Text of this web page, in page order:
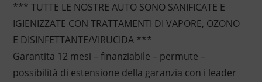
*** TUTTE LE NOSTRE AUTO SONO SANIFICATE E
IGIENIZZATE CON TRATTAMENTI DI VAPORE, OZONO
E DISINFETTANTE/VIRUCIDA ***
Garantita 12 mesi – finanziabile – permute –
possibilità di estensione della garanzia con i leader